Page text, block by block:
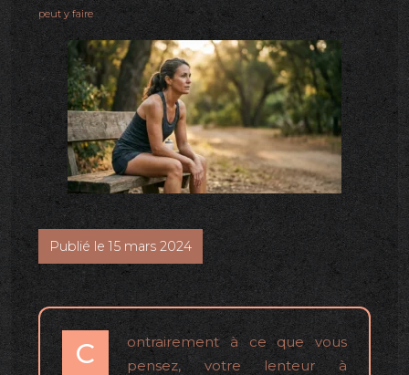
peut y faire
Publié le 15 mars 2024
C
ontrairement à ce que vous
pensez, votre lenteur à